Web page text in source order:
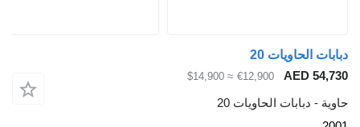
20
€12,900
≈ $14,900
الحاويات 20